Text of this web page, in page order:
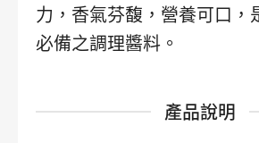
力，香氣芬馥，營養可口，
必備之調理醬料。
產品說明